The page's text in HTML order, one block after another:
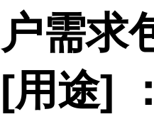
户需求
[用途]